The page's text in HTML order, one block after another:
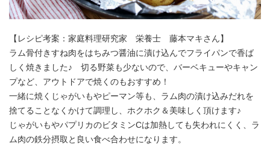
Contact Us
お問い合わせ
Materials
牛肉・ラム肉購買担当者向け
お役立ち資料
【レシピ考案：家庭料理研究家 栄養士 藤本マキさん】
ラム骨付きすね肉をはちみつ醤油に漬け込んでフライパンで香ば
しく焼きました♪ 切る野菜も少ないので、バーベキューやキャン
プなど、アウトドアで焼くのもおすすめ！
一緒に焼くじゃがいもやピーマン等も、ラム肉の漬け込みだれを
捨てることなくかけて調理し、ホクホク＆美味しく頂けます♪
じゃがいもやパプリカのビタミンCは加熱しても失われにくく、ラ
ム肉の鉄分摂取と良い食べ合わせになります。